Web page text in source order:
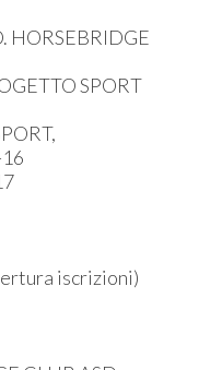
HORSEBRIDGE
SPORT
iscrizioni)